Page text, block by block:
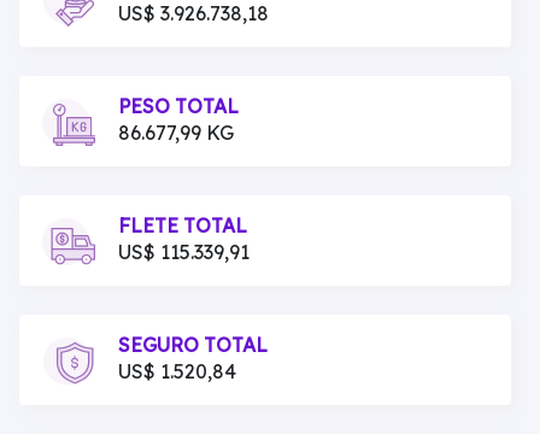
US$ 3.926.738,18
PESO TOTAL
86.677,99 KG
FLETE TOTAL
US$ 115.339,91
SEGURO TOTAL
US$ 1.520,84